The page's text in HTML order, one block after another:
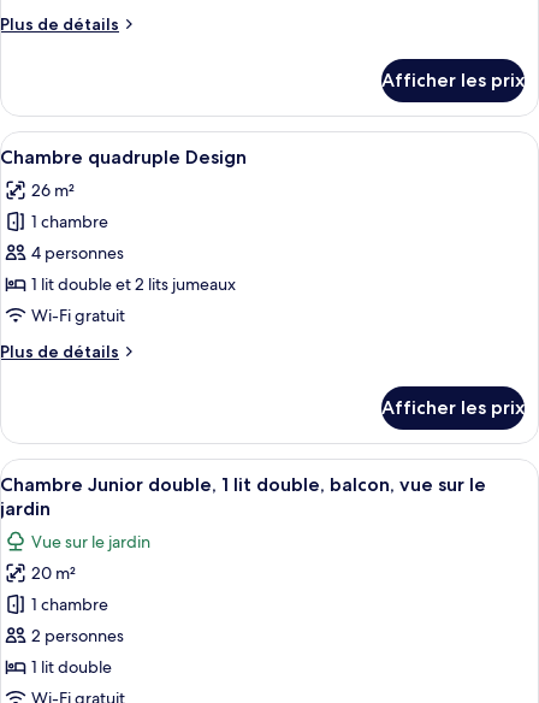
chambre :
Design
Plus de détails
Plus
Chambre
triple
Design
Afficher les prix
Afficher
toutes
les
photos
pour
ce
type
chambre :
Design
Une chambre d’hôtel avec deux
12
Chambre quadruple Design
26 m²
1 chambre
4 personnes
1 lit double et 2 lits jumeaux
Wi-Fi gratuit
Plus de détails
Plus
Chambre
quadruple
Design
Afficher les prix
Afficher
toutes
les
photos
pour
ce
type
de
chambre :
Une chambre à coucher avec un lit,
7
Chambre Junior double, 1 lit double, balcon, vue sur le
jardin
Vue sur le jardin
20 m²
1 chambre
2 personnes
1 lit double
Wi-Fi gratuit